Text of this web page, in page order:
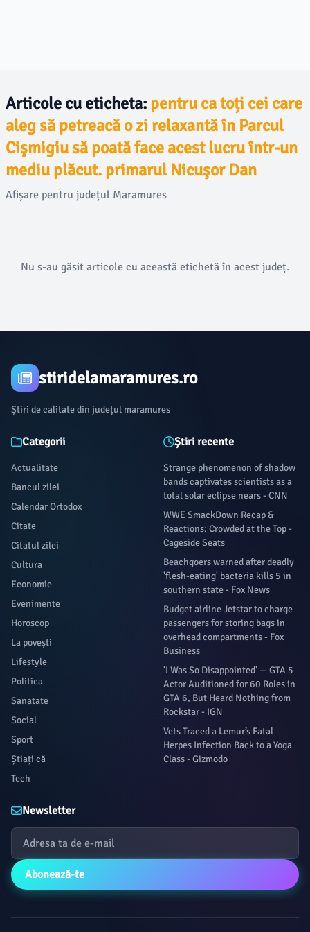
Articole cu eticheta: pentru ca toți cei care
aleg să petreacă o zi relaxantă în Parcul
Cişmigiu să poată face acest lucru într-un
mediu plăcut. primarul Nicuşor Dan
Afișare pentru județul Maramures
Nu s-au găsit articole cu această etichetă în acest județ.
stiridelamaramures.ro
Știri de calitate din județul maramures
Categorii
Actualitate
Bancul zilei
Calendar Ortodox
Citate
Citatul zilei
Cultura
Economie
Evenimente
Horoscop
La povești
Lifestyle
Politica
Sanatate
Social
Sport
Știați că
Tech
Știri recente
Strange phenomenon of shadow
bands captivates scientists as a
total solar eclipse nears - CNN
WWE SmackDown Recap &
Reactions: Crowded at the Top -
Cageside Seats
Beachgoers warned after deadly
'flesh-eating' bacteria kills 5 in
southern state - Fox News
Budget airline Jetstar to charge
passengers for storing bags in
overhead compartments - Fox
Business
'I Was So Disappointed' — GTA 5
Actor Auditioned for 60 Roles in
GTA 6, But Heard Nothing from
Rockstar - IGN
Vets Traced a Lemur’s Fatal
Herpes Infection Back to a Yoga
Class - Gizmodo
Newsletter
Abonează-te